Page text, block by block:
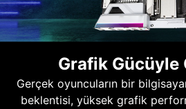
Grafik Gücüyle
Gerçek oyuncuların bir
beklentisi, yüksek grafik